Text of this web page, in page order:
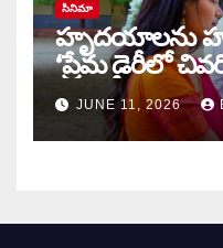
సినిమా
హృదయాలను
‘ప్రేమ డైరీలో
JUNE 11, 2026